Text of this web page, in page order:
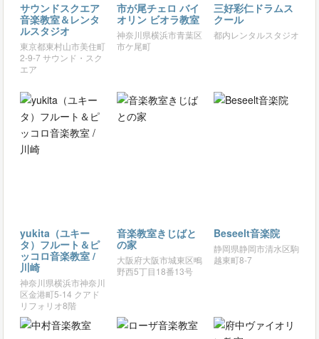
サウンドスクエア
音楽教室＆レンタ
ルスタジオ
東京都東村山市美住町
2-9-7 サウンド・スク
エア
市が尾チェロ バイ
オリン ビオラ教室
神奈川県横浜市青葉区
市ケ尾町
三好彩仁ドラムス
クール
都内レンタルスタジオ
yukita（ユキー
タ）フルート＆ピ
ッコロ音楽教室 /
川崎
神奈川県横浜市神奈川
区金港町5-14 クアド
リフォリオ8階
音楽教室きじばと
の家
大阪府大阪市城東区鴫
野西5丁目18番13号
Beseelt音楽院
静岡県静岡市清水区駒
越東町8-7